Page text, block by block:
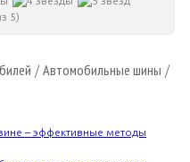
5)
/ Автомобильные шины /
– эффективные методы